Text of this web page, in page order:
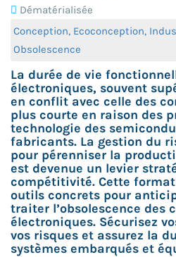
Dématérialisée
Conception, Ecoconception,
Obsolescence
La durée de vie
électroniques, souvent
en conflit avec celle des
plus courte en raison des
technologie des
fabricants. La gestion du
pour pérenniser la
est devenue un levier
compétitivité. Cette
outils concrets pour
traiter l’obsolescence des
électroniques. Sécurisez
vos risques et assurez la
systèmes embarqués et